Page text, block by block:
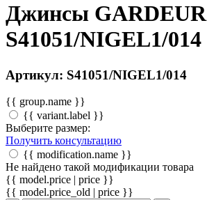
Джинсы GARDEUR
S41051/NIGEL1/014
Артикул: S41051/NIGEL1/014
{{ group.name }}
{{ variant.label }}
Выберите размер:
Получить консультацию
{{ modification.name }}
Не найдено такой модификации товара
{{ model.price | price }}
{{ model.price_old | price }}